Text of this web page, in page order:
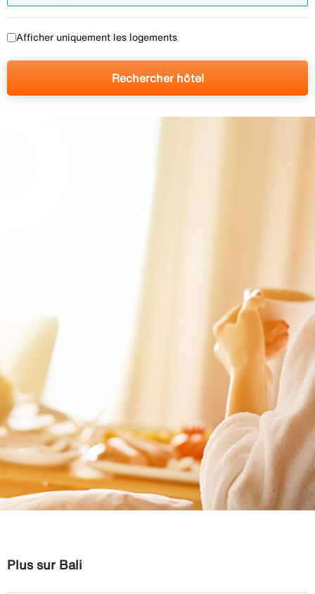
Afficher uniquement les logements
Rechercher hôtel
Plus sur Bali